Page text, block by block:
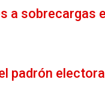
a sobrecargas
padrón